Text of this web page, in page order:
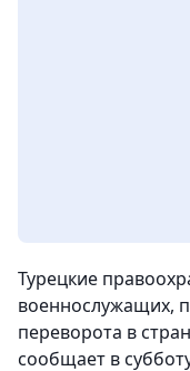
Турецкие
военнослужащих,
переворота в
сообщает в